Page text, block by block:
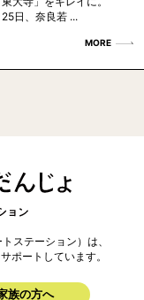
日、奈良若 ...
MORE
ステーション）は、
サポートしています。
族の方へ